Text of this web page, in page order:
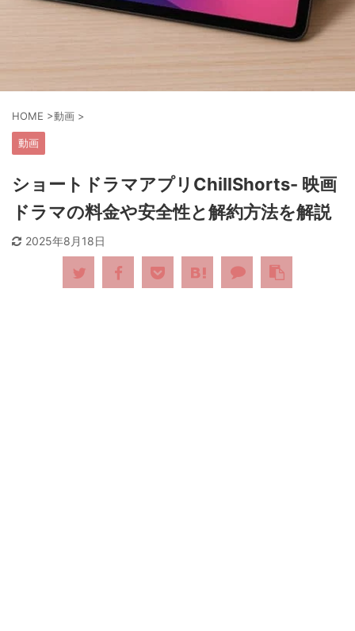
HOME >動画 >
動画
ショートドラマアプリChillShorts- 映画
ドラマの料金や安全性と解約方法を解説
2025年8月18日